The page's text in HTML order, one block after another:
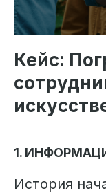
Кейс:
1.
История